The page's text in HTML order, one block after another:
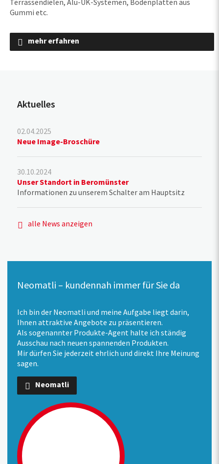
Gummi etc.
mehr erfahren
Aktuelles
02.04.2025
Neue Image-Broschüre
30.10.2024
Unser Standort in Beromünster
Informationen zu unserem Schalter am Hauptsitz
alle News anzeigen
Neomatli – kundennah immer für Sie da
Ich bin der Neomatli und meine Aufgabe liegt darin,
Ihnen attraktive Angebote zu präsentieren.
Als sogenannter Produkte-Agent halte ich ständig
Ausschau nach neuen spannenden Produkten.
Mir dürfen Sie jederzeit ehrlich und direkt Ihre Meinung
sagen.
Neomatli